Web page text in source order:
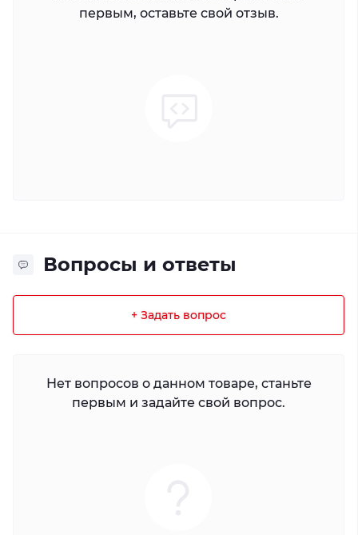
первым, оставьте свой отзыв.
Вопросы и ответы
+ Задать вопрос
Нет вопросов о данном товаре, станьте
первым и задайте свой вопрос.